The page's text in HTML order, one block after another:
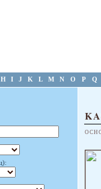
H I J K L M N O P Q